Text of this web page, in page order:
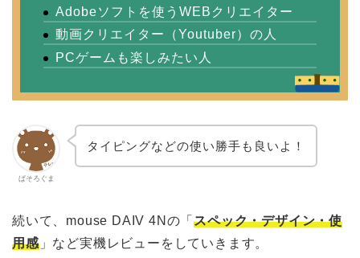
Adobeソフトを使うWEBクリエイター
動画クリエイター（Youtuber）の人
PCゲームも楽しみたい人
ぱそろぐま
タイピングなどの使い勝手も良いよ！
続いて、mouse DAIV 4Nの「スペック・デザイン・使
用感」など実機レビューをしていきます。